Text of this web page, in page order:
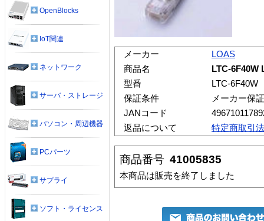
メーカー
LOAS
商品名
LTC-6F40W
型番
LTC-6F40W
保証条件
メーカー保証
JANコード
返品について
特定商取引
商品番号 41005835
本商品は販売を終了しました
OpenBlocks
IoT関連
ネットワーク
サーバ・ストレージ
パソコン・周辺機器
PCパーツ
サプライ
ソフト・ライセンス